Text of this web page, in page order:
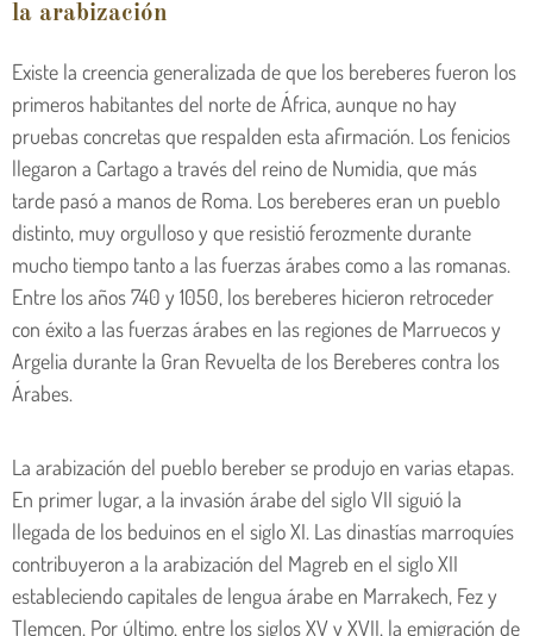
la arabización
Existe la creencia generalizada de que los bereberes fueron los
primeros habitantes del norte de África, aunque no hay
pruebas concretas que respalden esta afirmación. Los fenicios
llegaron a Cartago a través del reino de Numidia, que más
tarde pasó a manos de Roma. Los bereberes eran un pueblo
distinto, muy orgulloso y que resistió ferozmente durante
mucho tiempo tanto a las fuerzas árabes como a las romanas.
Entre los años 740 y 1050, los bereberes hicieron retroceder
con éxito a las fuerzas árabes en las regiones de Marruecos y
Argelia durante la Gran Revuelta de los Bereberes contra los
Árabes.
La arabización del pueblo bereber se produjo en varias etapas.
En primer lugar, a la invasión árabe del siglo VII siguió la
llegada de los beduinos en el siglo XI. Las dinastías marroquíes
contribuyeron a la arabización del Magreb en el siglo XII
estableciendo capitales de lengua árabe en Marrakech, Fez y
Tlemcen. Por último, entre los siglos XV y XVII, la emigración de